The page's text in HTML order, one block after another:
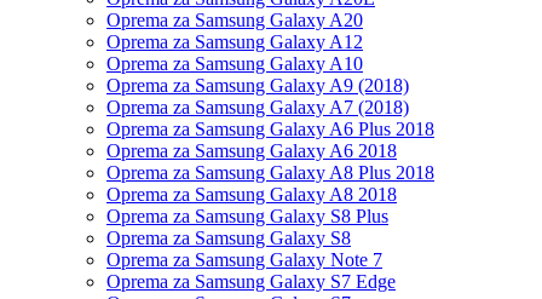
Oprema za Samsung Galaxy A20
Oprema za Samsung Galaxy A12
Oprema za Samsung Galaxy A10
Oprema za Samsung Galaxy A9 (2018)
Oprema za Samsung Galaxy A7 (2018)
Oprema za Samsung Galaxy A6 Plus 2018
Oprema za Samsung Galaxy A6 2018
Oprema za Samsung Galaxy A8 Plus 2018
Oprema za Samsung Galaxy A8 2018
Oprema za Samsung Galaxy S8 Plus
Oprema za Samsung Galaxy S8
Oprema za Samsung Galaxy Note 7
Oprema za Samsung Galaxy S7 Edge